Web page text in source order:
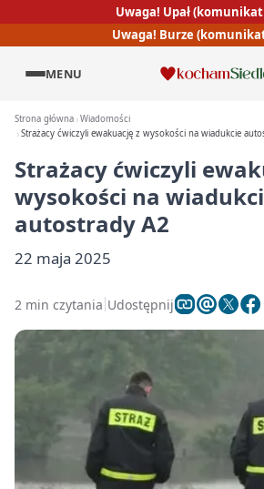
Uwaga! Upał (komunikat
Uwaga! Burze (komunikat
MENU
Strona główna Wiadomości
Strażacy ćwiczyli ewakuację z wysokości na wiadukcie
Strażacy ćwiczyli
wysokości na
autostrady A2
22 maja 2025
2 min czytania Udostępnij